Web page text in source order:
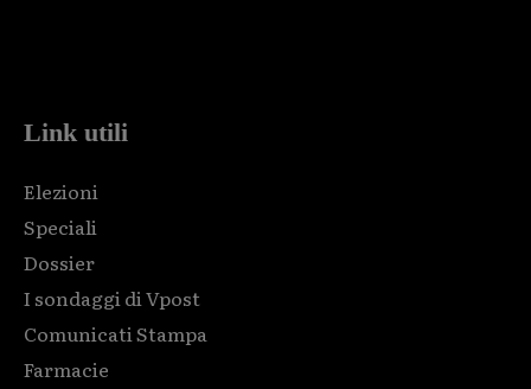
Link utili
Elezioni
Speciali
Dossier
I sondaggi di Vpost
Comunicati Stampa
Farmacie